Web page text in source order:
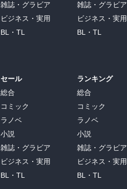
雑誌・グラビア
ビジネス・実用
BL・TL
セール
総合
コミック
ラノベ
小説
雑誌・グラビア
ビジネス・実用
BL・TL
雑誌・グラビア
ビジネス・実用
BL・TL
ランキング
総合
コミック
ラノベ
小説
雑誌・グラビア
ビジネス・実用
BL・TL